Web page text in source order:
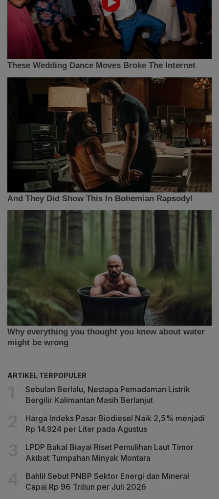
ARTIKEL TERPOPULER
Sebulan Berlalu, Nestapa Pemadaman Listrik
Bergilir Kalimantan Masih Berlanjut
Harga Indeks Pasar Biodiesel Naik 2,5% menjadi
Rp 14.924 per Liter pada Agustus
LPDP Bakal Biayai Riset Pemulihan Laut Timor
Akibat Tumpahan Minyak Montara
Bahlil Sebut PNBP Sektor Energi dan Mineral
Capai Rp 96 Triliun per Juli 2026